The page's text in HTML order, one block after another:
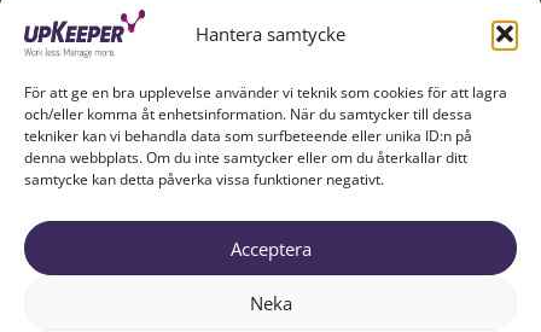
Hantera samtycke
För att ge en bra upplevelse använder vi teknik som cookies för att lagra
och/eller komma åt enhetsinformation. När du samtycker till dessa
tekniker kan vi behandla data som surfbeteende eller unika ID:n på
denna webbplats. Om du inte samtycker eller om du återkallar ditt
samtycke kan detta påverka vissa funktioner negativt.
Acceptera
Neka
UPKEEPER IN SOCIAL MEDIA
PARTNERS
TRY UPKEEPER